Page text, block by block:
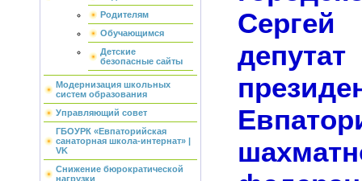
Родителям
Обучающимся
Детские
безопасные сайты
Модернизация школьных
систем образования
Управляющий совет
ГБОУРК «Евпаторийская
санаторная школа-интернат» |
VK
Снижение бюрократической
нагрузки